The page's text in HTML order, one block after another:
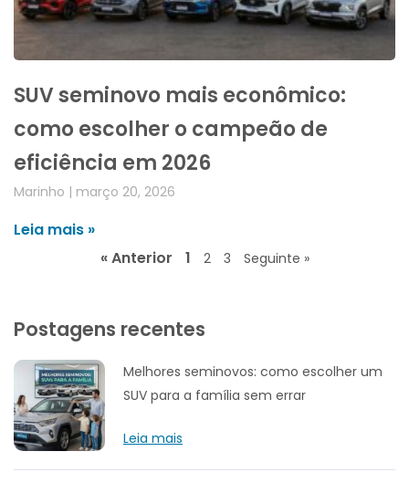
SUV seminovo mais econômico:
como escolher o campeão de
eficiência em 2026
Marinho março 20, 2026
Leia mais »
« Anterior
1 2 3 Seguinte »
Postagens recentes
Melhores seminovos: como escolher um
SUV para a família sem errar
Leia mais